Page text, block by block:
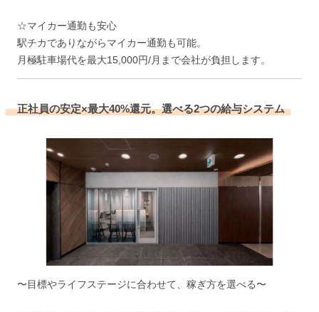
☆マイカー通勤も安心
駅チカでありながらマイカー通勤も可能。
月極駐車場代を最大15,000円/月まで会社が負担します。
正社員の安定×最大40%還元。選べる2つの給与システム
〜目標やライフステージに合わせて、稼ぎ方を選べる〜